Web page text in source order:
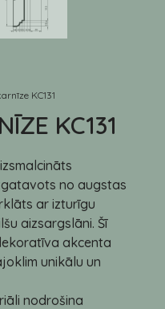
KC131
KC131
no augstas
ar izturīgu
aizsargslāni. Šī
akcenta
unikālu un
nodrošina